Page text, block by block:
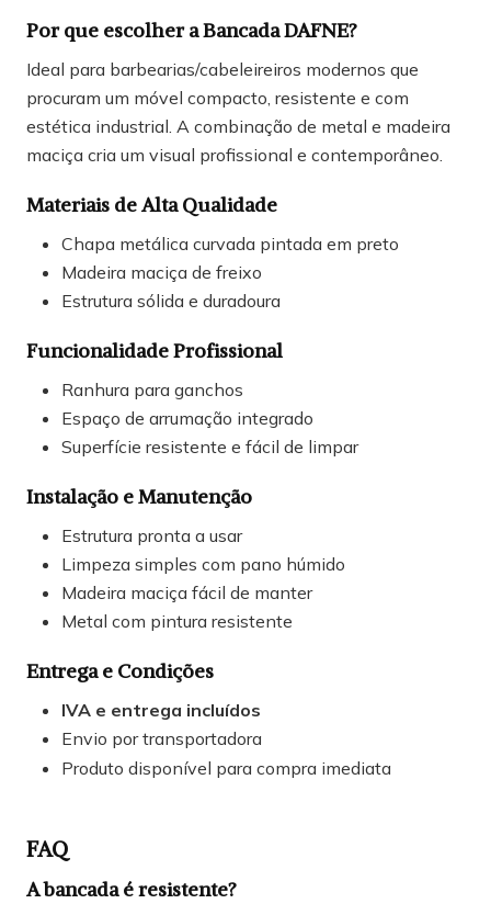
Por que escolher a Bancada DAFNE?
Ideal para barbearias/cabeleireiros modernos que
procuram um móvel compacto, resistente e com
estética industrial. A combinação de metal e madeira
maciça cria um visual profissional e contemporâneo.
Materiais de Alta Qualidade
Chapa metálica curvada pintada em preto
Madeira maciça de freixo
Estrutura sólida e duradoura
Funcionalidade Profissional
Ranhura para ganchos
Espaço de arrumação integrado
Superfície resistente e fácil de limpar
Instalação e Manutenção
Estrutura pronta a usar
Limpeza simples com pano húmido
Madeira maciça fácil de manter
Metal com pintura resistente
Entrega e Condições
IVA e entrega incluídos
Envio por transportadora
Produto disponível para compra imediata
FAQ
A bancada é resistente?